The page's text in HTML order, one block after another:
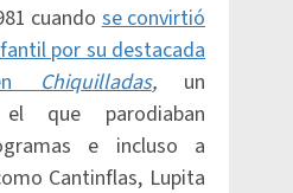
cuandose convirtió
por su destacada
enChiquilladas,un
que parodiaban
e incluso a
Cantinflas, Lupita